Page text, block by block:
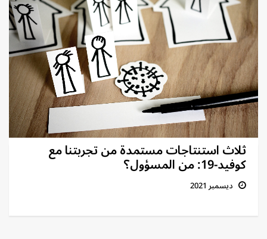
ثلاث استنتاجات مستمدة من تجربتنا مع
كوفيد-19: من المسؤول؟
ديسمبر 2021